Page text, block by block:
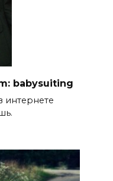
babysuiting